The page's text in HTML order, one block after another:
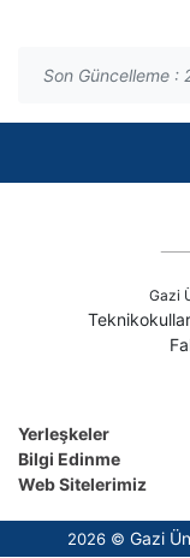
Son Güncelleme :
Gazi
Yerleşkeler
Bilgi Edinme
Web Sitelerimiz
2026 © Gazi